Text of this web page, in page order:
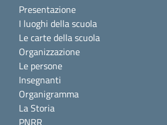
Presentazione
I luoghi della scuola
Le carte della scuola
Organizzazione
Le persone
Insegnanti
Organigramma
La Storia
PNRR